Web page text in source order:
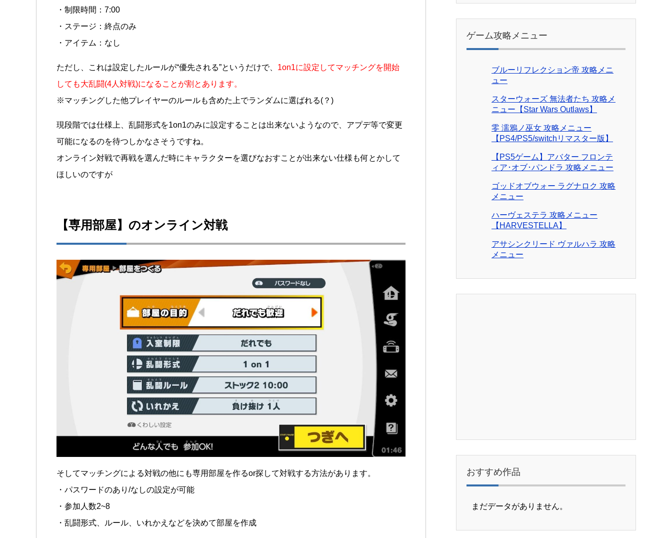
・制限時間：7:00
・ステージ：終点のみ
・アイテム：なし
ただし、これは設定したルールが“優先される”というだけで、 1on1に設定してマッチングを開始
しても大乱闘(4人対戦)になることが割とあります。
※マッチングした他プレイヤーのルールも含めた上でランダムに選ばれる(？)
現段階では仕様上、乱闘形式を1on1のみに設定することは出来ないようなので、アプデ等で変更
可能になるのを待つしかなさそうですね。
オンライン対戦で再戦を選んだ時にキャラクターを選びなおすことが出来ない仕様も何とかして
ほしいのですが
【専用部屋】のオンライン対戦
そしてマッチングによる対戦の他にも専用部屋を作るor探して対戦する方法があります。
・パスワードのあり/なしの設定が可能
・参加人数2~8
・乱闘形式、ルール、いれかえなどを決めて部屋を作成
ゲーム攻略メニュー
ブルーリフレクション帝 攻略メニ
ュー
スターウォーズ 無法者たち 攻略メ
ニュー【Star Wars Outlaws】
零 濡鴉ノ巫女 攻略メニュー
【PS4/PS5/switchリマスター版】
【PS5ゲーム】アバター フロンテ
ィア･オブ･パンドラ 攻略メニュー
ゴッドオブウォー ラグナロク 攻略
メニュー
ハーヴェステラ 攻略メニュー
【HARVESTELLA】
アサシンクリード ヴァルハラ 攻略
メニュー
おすすめ作品
まだデータがありません。